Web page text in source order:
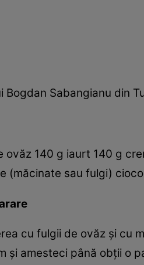
Bogdan Sabangianu din
ovăz 140 g iaurt 140 g
(măcinate sau fulgi)
cu fulgii de ovăz şi cu
şi amesteci până obţii o